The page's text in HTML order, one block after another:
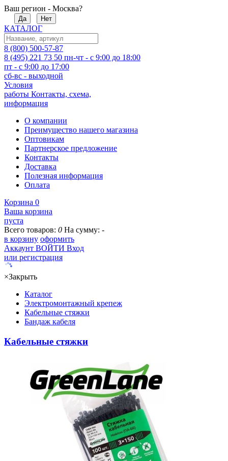
Ваш регион - Москва?
Да Нет
КАТАЛОГ
8 (800) 500-57-87
8 (495) 221 73 50 пн-чт - с 9:00 до 18:00
пт - с 9:00 до 17:00
сб-вс - выходной
Условия
работы Контакты, схема,
информация
О компании
Преимущество нашего магазина
Оптовикам
Партнерское предложение
Контакты
Доставка
Полезная информация
Оплата
Корзина 0
Ваша корзина
пуста
Всего товаров: 0 На сумму: -
в корзину оформить
Аккаунт ВОЙТИ Вход
или регистрация
×Закрыть
Каталог
Электромонтажный крепеж
Кабельные стяжки
Бандаж кабеля
Кабельные стяжки